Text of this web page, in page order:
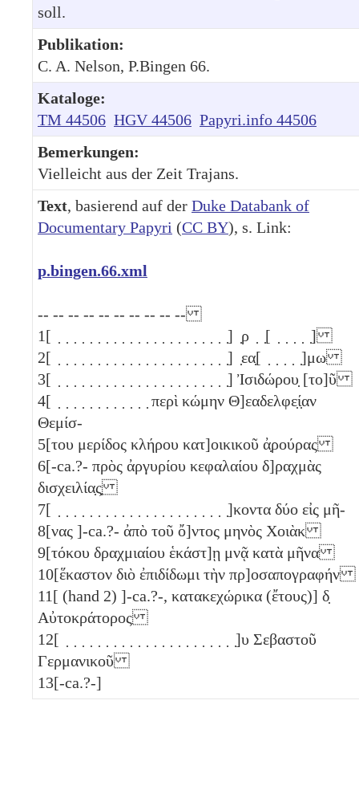
soll.
Publikation:
C. A. Nelson, P.Bingen 66.
Kataloge:
TM 44506 HGV 44506 Papyri.info 44506
Bemerkungen:
Vielleicht aus der Zeit Trajans.
Text, basierend auf der Duke Databank of
Documentary Papyri (CC BY), s. Link:
p.bingen.66.xml
-- -- -- -- -- -- -- -- -- --
1[ ̣ ̣ ̣ ̣ ̣ ̣ ̣ ̣ ̣ ̣ ̣ ̣ ̣ ̣ ̣ ̣ ̣ ̣ ̣ ̣ ̣ ̣] ̣ρ ̣ ̣[ ̣ ̣ ̣ ̣ ̣]
2[ ̣ ̣ ̣ ̣ ̣ ̣ ̣ ̣ ̣ ̣ ̣ ̣ ̣ ̣ ̣ ̣ ̣ ̣ ̣ ̣ ̣ ̣] ̣εα̣[ ̣ ̣ ̣ ̣ ̣]μω
3[ ̣ ̣ ̣ ̣ ̣ ̣ ̣ ̣ ̣ ̣ ̣ ̣ ̣ ̣ ̣ ̣ ̣ ̣ ̣ ̣ ̣ ̣] Ἰσιδώρου̣ [το]ῦ
4[ ̣ ̣ ̣ ̣ ̣ ̣ ̣ ̣ ̣ ̣ ̣ ̣ περὶ κώμην Θ]εαδελφε̣ί̣αν
Θεμίσ-
5[του μερίδος κλήρου κατ]οικικοῦ ἀ̣ρούρας
6[-ca.?- πρὸς ἀργυρίου κεφαλαίου δ]ραχμὰς
δισχειλία̣ς̣
7[ ̣ ̣ ̣ ̣ ̣ ̣ ̣ ̣ ̣ ̣ ̣ ̣ ̣ ̣ ̣ ̣ ̣ ̣ ̣ ̣ ̣ ̣]κοντα δύο εἰς μῆ-
8[νας ]-ca.?- ἀπὸ τοῦ ὄ]ντος μηνὸς Χοιὰκ
9[τόκου δραχμιαίου ἑκάστ]ῃ μνᾷ κατὰ μῆνα
10[ἕκαστον διὸ ἐπιδίδωμι τὴν πρ]οσαπογραφήν
11[ (hand 2) ]-ca.?-, κατακεχώρικα (ἔτους)] δ̣
Αὐτοκράτορος
12[ ̣ ̣ ̣ ̣ ̣ ̣ ̣ ̣ ̣ ̣ ̣ ̣ ̣ ̣ ̣ ̣ ̣ ̣ ̣ ̣ ̣ ̣]υ Σεβαστοῦ
Γερμανικοῦ
13[-ca.?-]